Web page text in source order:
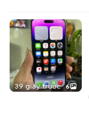
39 giây trước 6